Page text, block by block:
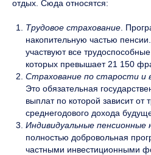
отдых. Сюда относятся:
Трудовое страхование .
накопительную частью
участвуют все
которых превышает 21 150
Страхование по старости и
Это обязательная
выплат по которой зависит от
среднегодового дохода
Индивидуальные пенсионные
полностью добровольная
частными инвестиционными